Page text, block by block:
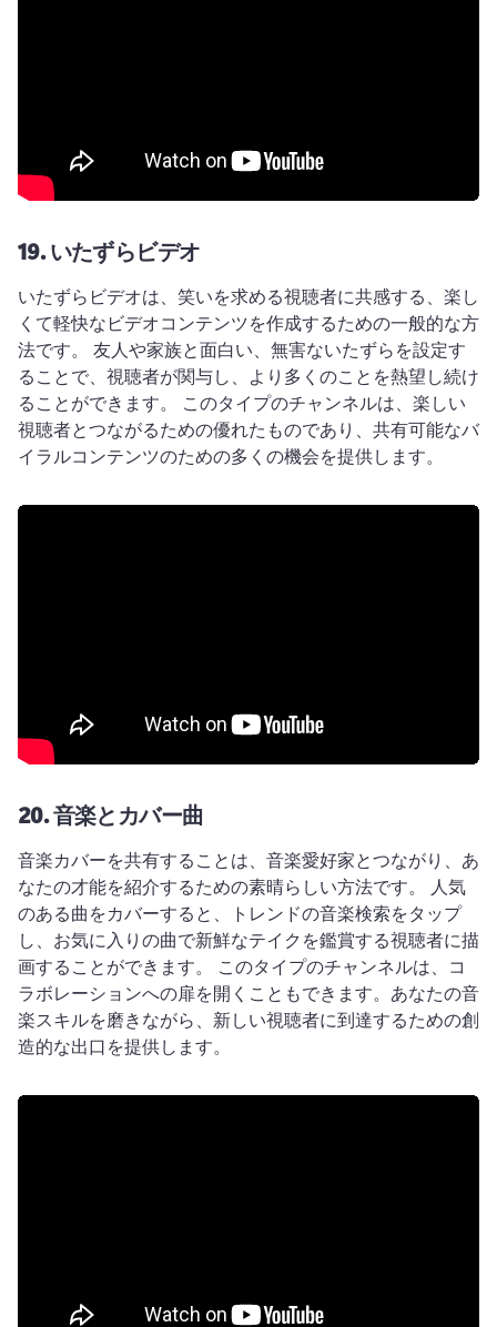
19.いたずらビデオ
いたずらビデオは、笑いを求める視聴者に共感する、楽し
くて軽快なビデオコンテンツを作成するための一般的な方
法です。 友人や家族と面白い、無害ないたずらを設定す
ることで、視聴者が関与し、より多くのことを熱望し続け
ることができます。 このタイプのチャンネルは、楽しい
視聴者とつながるための優れたものであり、共有可能なバ
イラルコンテンツのための多くの機会を提供します。
20.音楽とカバー曲
音楽カバーを共有することは、音楽愛好家とつながり、あ
なたの才能を紹介するための素晴らしい方法です。
人気
のある曲をカバーすると、トレンドの音楽検索をタップ
し、お気に入りの曲で新鮮なテイクを鑑賞する視聴者に描
画することができます。 このタイプのチャンネルは、コ
ラボレーションへの扉を開くこともできます。あなたの音
楽スキルを磨きながら、新しい視聴者に到達するための創
造的な出口を提供します。